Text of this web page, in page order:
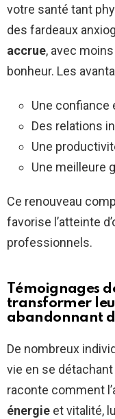
votre santé tant
des fardeaux
accrue, avec
bonheur. Les
Une confiance
Des relations
Une
Une meilleure
Ce renouveau
favorise l’atteinte
professionnels.
Témoignages
transformer
abandonnant
De nombreux
vie en se
raconte comment
énergie et vitalité,